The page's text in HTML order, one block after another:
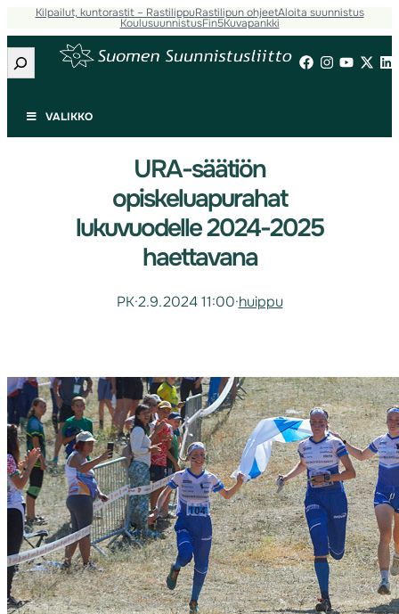
Kilpailut, kuntorastit – RastilippuRastilipun ohjeetAloita suunnistus
KoulusuunnistusFin5Kuvapankki
Etsi
VALIKKO
URA-säätiön
opiskeluapurahat
lukuvuodelle 2024-2025
haettavana
PK·2.9.2024 11:00·huippu